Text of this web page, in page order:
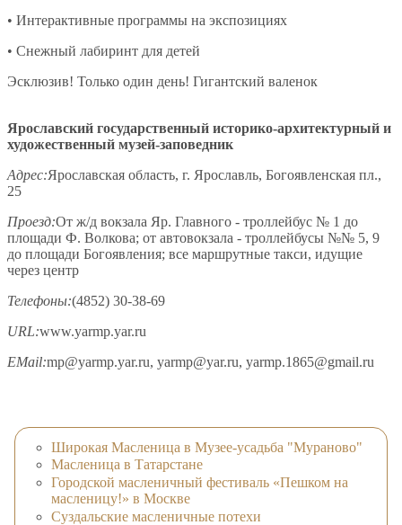
• Интерактивные программы на экспозициях
• Снежный лабиринт для детей
Эсклюзив! Только один день! Гигантский валенок
Ярославский государственный историко-архитектурный и
художественный музей-заповедник
Адрес:Ярославская область, г. Ярославль, Богоявленская пл.,
25
Проезд:От ж/д вокзала Яр. Главного - троллейбус № 1 до
площади Ф. Волкова; от автовокзала - троллейбусы №№ 5, 9
до площади Богоявления; все маршрутные такси, идущие
через центр
Телефоны:(4852) 30-38-69
URL:www.yarmp.yar.ru
EMail:mp@yarmp.yar.ru, yarmp@yar.ru, yarmp.1865@gmail.ru
Широкая Масленица в Музее-усадьба "Мураново"
Масленица в Татарстане
Городской масленичный фестиваль «Пешком на
масленицу!» в Москве
Суздальские масленичные потехи